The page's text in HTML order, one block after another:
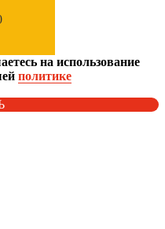
на использование
политике